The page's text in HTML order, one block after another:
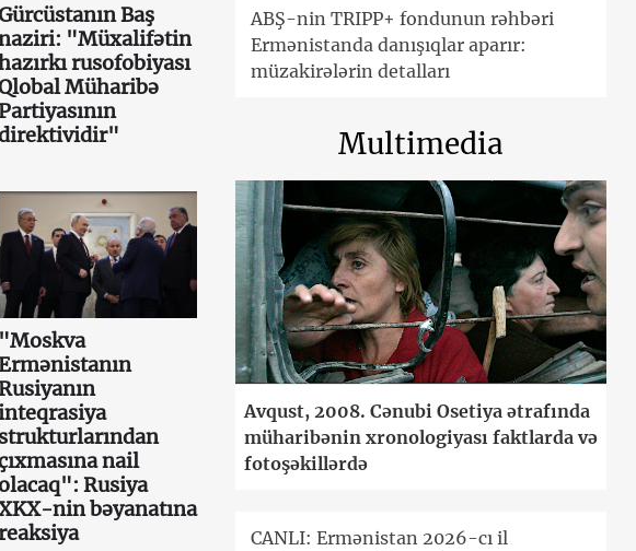
Baş
"Müxalifətin
rusofobiyası
Müharibə
Partiyasının
"Moskva
strukturlarından
nail
Rusiya
nin bəyanatına
ABŞ-nin TRIPP+ fondunun rəhbəri
Ermənistanda danışıqlar aparır:
müzakirələrin detalları
Multimedia
Avqust, 2008. Cənubi Osetiya ətrafında
müharibənin xronologiyası faktlarda və
fotoşəkillərdə
CANLI: Ermənistan 2026-cı il